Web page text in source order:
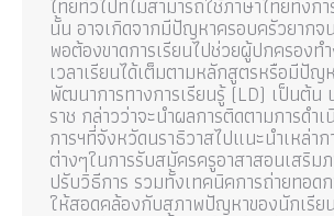
ไทยทั่วไปที่ไม่สามารถใช้ภาษาไทยทั้งก
นั้น อาจเกิดจากมีปัญหาครอบครัวยากจ
พอต้องขาดการเรียนไปช่วยผู้ปกครองท
เวลาเรียนได้เต็มตามหลักสูตรหรือมีปัญ
พัฒนาการทางการเรียนรู้ (LD) เป็นต้
ราช กล่าวว่าจะนำผลการติดตามการดำ
การฯที่จังหวัดนราธิวาสไปแนะนำเหล่า
ต่างๆในการรับสมัครครูอาสาสอนเสริม
ปรับวิธีการ รวมทั้งเทคนิคการถ่ายทอด
ให้สอดคล้องกับสภาพปัญหาของนักเรีย